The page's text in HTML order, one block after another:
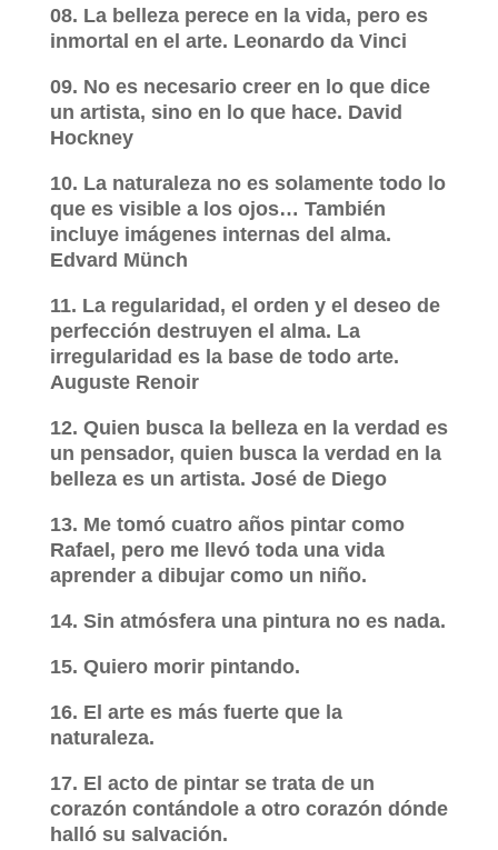
08. La belleza perece en la vida, pero es
inmortal en el arte. Leonardo da Vinci
09. No es necesario creer en lo que dice
un artista, sino en lo que hace. David
Hockney
10. La naturaleza no es solamente todo lo
que es visible a los ojos… También
incluye imágenes internas del alma.
Edvard Münch
11. La regularidad, el orden y el deseo de
perfección destruyen el alma. La
irregularidad es la base de todo arte.
Auguste Renoir
12. Quien busca la belleza en la verdad es
un pensador, quien busca la verdad en la
belleza es un artista. José de Diego
13. Me tomó cuatro años pintar como
Rafael, pero me llevó toda una vida
aprender a dibujar como un niño.
14. Sin atmósfera una pintura no es nada.
15. Quiero morir pintando.
16. El arte es más fuerte que la
naturaleza.
17. El acto de pintar se trata de un
corazón contándole a otro corazón dónde
halló su salvación.